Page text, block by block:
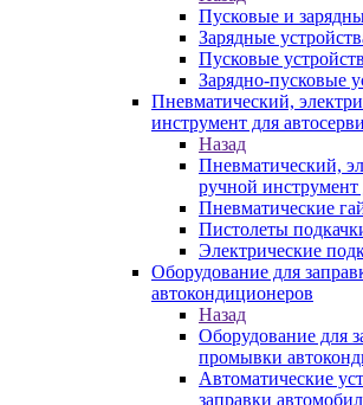
Пусковые и
Зарядные
Пусковые
Зарядно-пусковые
Пневматический,
инструмент для
Назад
Пневматический,
ручной инструмент
Пневматические
Пистолеты
Электрические
Оборудование для
автокондиционеров
Назад
Оборудование для
промывки
Автоматические
заправки